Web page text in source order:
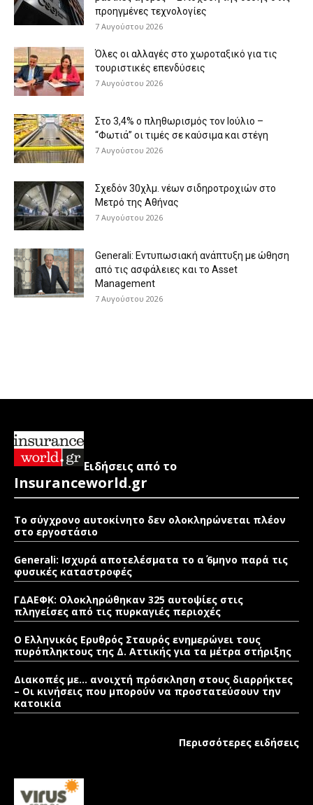
προηγμένες τεχνολογίες
7 Αυγούστου 2026
Όλες οι αλλαγές στο χωροταξικό για τις
τουριστικές επενδύσεις
7 Αυγούστου 2026
Στο 3,4% ο πληθωρισμός τον Ιούλιο –
“Φωτιά” οι τιμές σε καύσιμα και στέγη
7 Αυγούστου 2026
Σχεδόν 30χλμ. νέων σιδηροτροχιών στο
Μετρό της Αθήνας
7 Αυγούστου 2026
Generali: Eντυπωσιακή ανάπτυξη με ώθηση
από τις ασφάλειες και το Asset
Management
7 Αυγούστου 2026
Ειδήσεις από το
Insuranceworld.gr
Το σύγχρονο αυτοκίνητο δεν ολοκληρώνεται πλέον
στο εργοστάσιο
Generali: Ισχυρά αποτελέσματα το α΄ 6μηνο παρά τις
φυσικές καταστροφές
ΓΔΑΕΦΚ: Ολοκληρώθηκαν 325 αυτοψίες στις
πληγείσες από τις πυρκαγιές περιοχές
Ο Ελληνικός Ερυθρός Σταυρός ενημερώνει τους
πυρόπληκτους της Δ. Αττικής για τα μέτρα στήριξης
Διακοπές με… ανοιχτή πρόσκληση στους διαρρήκτες
– Οι κινήσεις που μπορούν να προστατεύσουν την
κατοικία
Περισσότερες ειδήσεις